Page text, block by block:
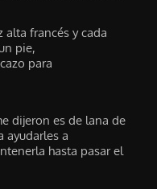
alta francés y cada
pie,
para
dijeron es de lana de
ayudarles a
hasta pasar el